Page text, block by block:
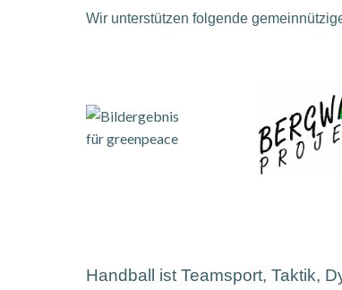
Wir unterstützen folgende
Handball ist Teamsport, Taktik,